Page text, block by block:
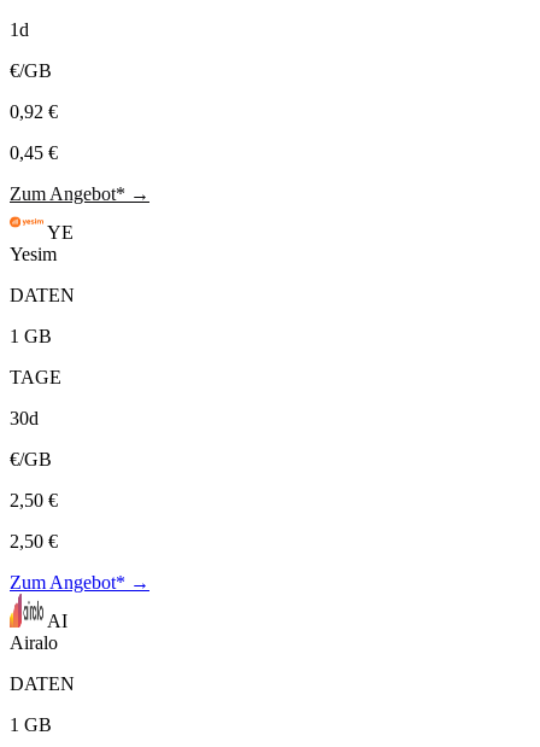
1d
€/GB
0,92 €
0,45 €
Zum Angebot* →
YE
Yesim
DATEN
1 GB
TAGE
30d
€/GB
2,50 €
2,50 €
Zum Angebot* →
AI
Airalo
DATEN
1 GB